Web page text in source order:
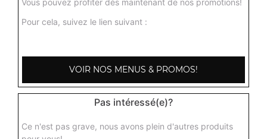
Pour cela, suivez le lien suivant :
VOIR NOS MENUS & PROMOS!
Pas intéressé(e)?
Ce n'est pas grave, nous avons plein d'autres produits